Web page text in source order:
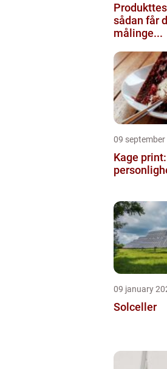
sådan får
målinge...
09
Kage
09 january
Solceller